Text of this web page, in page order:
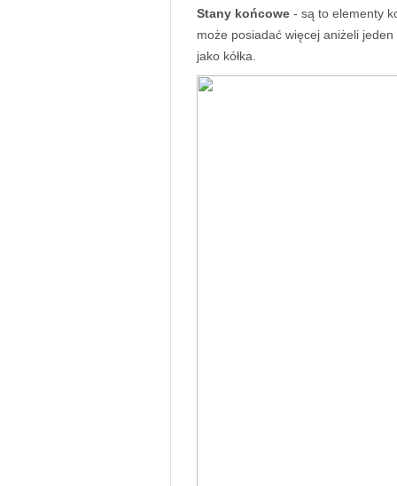
Stany końcowe - są to elementy
może posiadać więcej aniżeli
jako kółka.